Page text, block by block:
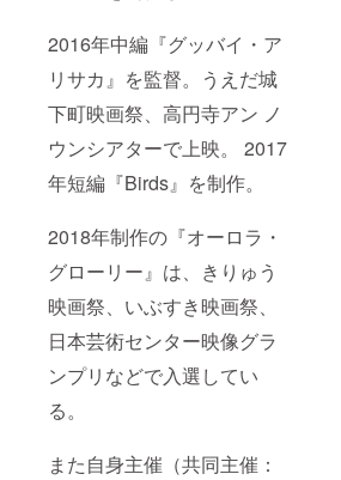
2016年中編『グッバイ・ア
リサカ』を監督。うえだ城
下町映画祭、高円寺アン ノ
ウンシアターで上映。 2017
年短編『Birds』を制作。
2018年制作の『オーロラ・
グローリー』は、きりゅう
映画祭、いぶすき映画祭、
日本芸術センター映像グラ
ンプリなどで入選してい
る。
また自身主催（共同主催：